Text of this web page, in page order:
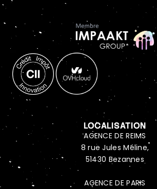
LOCALISATION
AGENCE DE REIMS
8 rue Jules Méline,
51430 Bezannes
AGENCE DE PARIS